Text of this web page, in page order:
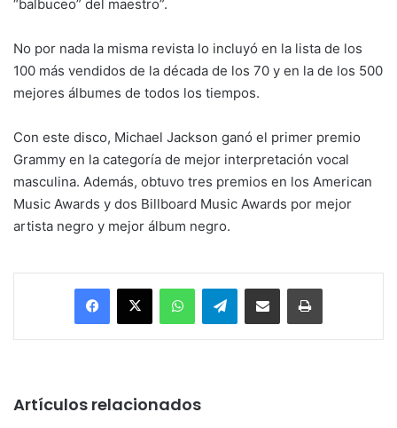
“balbuceo” del maestro”.
No por nada la misma revista lo incluyó en la lista de los
100 más vendidos de la década de los 70 y en la de los 500
mejores álbumes de todos los tiempos.
Con este disco, Michael Jackson ganó el primer premio
Grammy en la categoría de mejor interpretación vocal
masculina. Además, obtuvo tres premios en los American
Music Awards y dos Billboard Music Awards por mejor
artista negro y mejor álbum negro.
Facebook
X WhatsAppTelegramEnviar vía email Imprimir
Artículos relacionados